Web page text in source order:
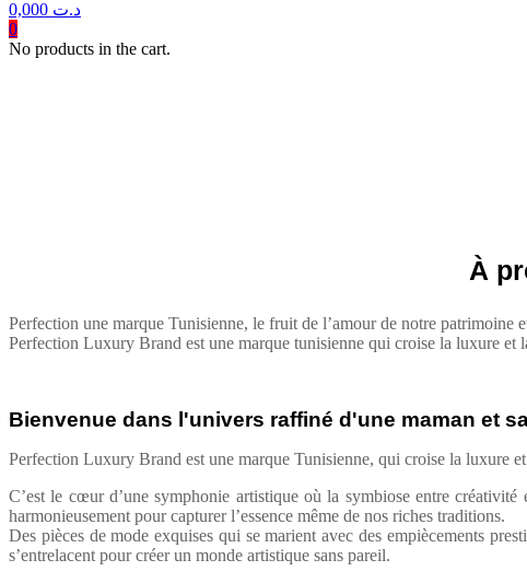
د.ت
0
No products in the cart.
À
Perfection une marque Tunisienne, le fruit de l’amour de notre patrimoine
Perfection Luxury Brand est une marque tunisienne qui croise la luxure et
Bienvenue dans l'univers raffiné d'une maman et
Perfection Luxury Brand est une marque Tunisienne, qui croise la luxure
C’est le cœur d’une symphonie artistique où la symbiose entre
harmonieusement pour capturer l’essence même de nos riches traditions.
Des pièces de mode exquises qui se marient avec des empiècements
s’entrelacent pour créer un monde artistique sans pareil.